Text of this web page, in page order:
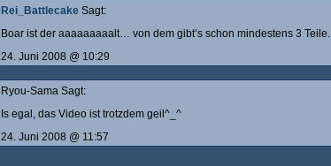
Rei_Battlecake Sagt:
Boar ist der aaaaaaaaalt… von dem gibt’s schon mindestens 3 Teile.
24. Juni 2008 @ 10:29
Ryou-Sama Sagt:
Is egal, das Video ist trotzdem geil^_^
24. Juni 2008 @ 11:57